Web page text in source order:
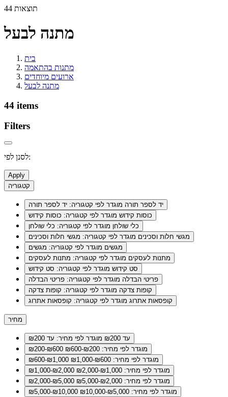
44 תוצאות
מתנה לבעל
בית
מתנות בהתאמה
ארועים מיוחדים
מתנה לבעל
44 items
Filters
לסנן לפי:
Apply
קטגוריה
יד לספר תורה מוגדר לפי קטגוריה: יד לספר תורה
כוסות קידוש מוגדר לפי קטגוריה: כוסות קידוש
כלי שולחן מוגדר לפי קטגוריה: כלי שולחן
מגשי חלות וסכינים מוגדר לפי קטגוריה: מגשי חלות וסכינים
מגשים מוגדר לפי קטגוריה: מגשים
מתנות לעסקים מוגדר לפי קטגוריה: מתנות לעסקים
סט קידוש מוגדר לפי קטגוריה: סט קידוש
פריטי הבדלה מוגדר לפי קטגוריה: פריטי הבדלה
קופות צדקה מוגדר לפי קטגוריה: קופות צדקה
קופסאות אתרוג מוגדר לפי קטגוריה: קופסאות אתרוג
מחיר
עד ₪200
מוגדר לפי מחיר: עד ₪200
₪200-₪600
מוגדר לפי מחיר: ₪200-₪600
₪600-₪1,000
מוגדר לפי מחיר: ₪600-₪1,000
₪1,000-₪2,000
מוגדר לפי מחיר: ₪1,000-₪2,000
₪2,000-₪5,000
מוגדר לפי מחיר: ₪2,000-₪5,000
₪5,000-₪10,000
מוגדר לפי מחיר: ₪5,000-₪10,000